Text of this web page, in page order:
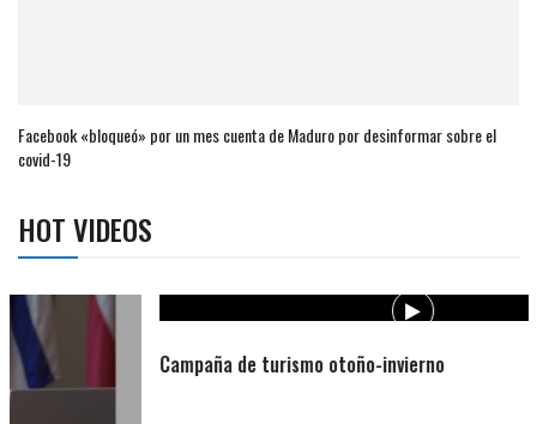
Facebook «bloqueó» por un mes cuenta de Maduro por desinformar sobre el
covid-19
HOT VIDEOS
Campaña de turismo otoño-invierno